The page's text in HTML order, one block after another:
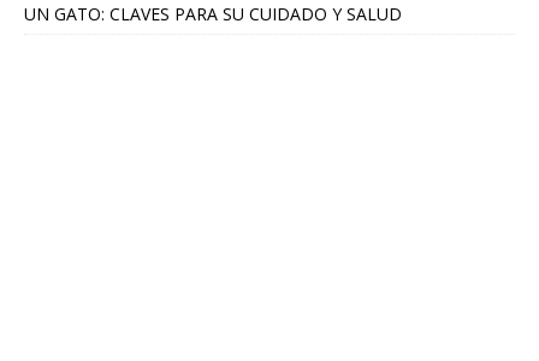
UN GATO: CLAVES PARA SU CUIDADO Y SALUD